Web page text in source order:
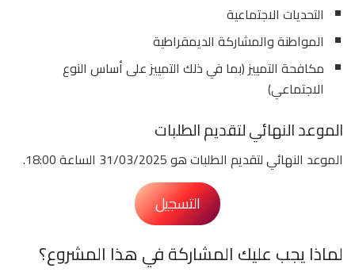
التحديات الاجتماعية
المواطنة والمشاركة الديمقراطية
مكافحة التمييز (بما في ذلك التمييز على أساس النوع
الاجتماعي)
الموعد النهائي لتقديم الطلبات
الموعد النهائي لتقديم الطلبات هو 31/03/2025 الساعة 18:00.
التسجيل
لماذا يجب عليك المشاركة في هذا المشروع؟